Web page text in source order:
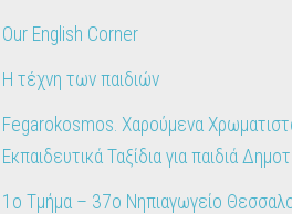
Our English Corner
Η τέχνη των παιδιών
Fegarokosmos. Χαρούμενα
Εκπαιδευτικά Ταξίδια για παιδιά
1ο Τμήμα – 37ο Νηπιαγωγείο